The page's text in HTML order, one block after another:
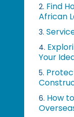
2. Find
African
3.
4.
Your
5.
6. How